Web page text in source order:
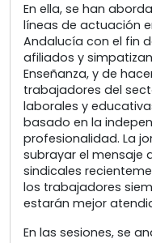
En ella, se han
líneas de actuación
Andalucía con el fin
afiliados y
Enseñanza, y de
trabajadores del
laborales y
basado en la
profesionalidad. La
subrayar el mensaje
sindicales
los trabajadores
estarán mejor
En las sesiones, se